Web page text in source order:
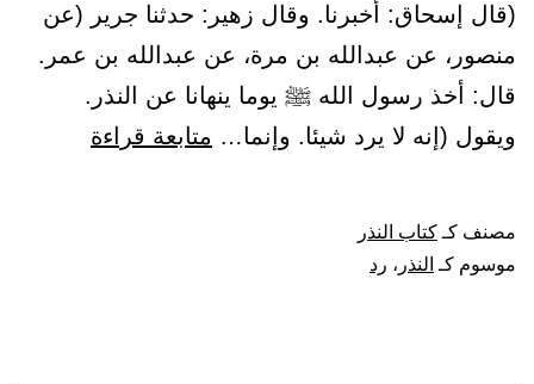
(قال إسحاق: أخبرنا. وقال زهير: حدثنا جرير (عن
منصور، عن عبدالله بن مرة، عن عبدالله بن عمر.
قال: أخذ رسول الله ﷺ يوما ينهانا عن النذر.
ويقول (إنه لا يرد شيئا. وإنما… متابعة قراءة
مصنف كـكتاب النذر
موسوم كـ النذر ، رد